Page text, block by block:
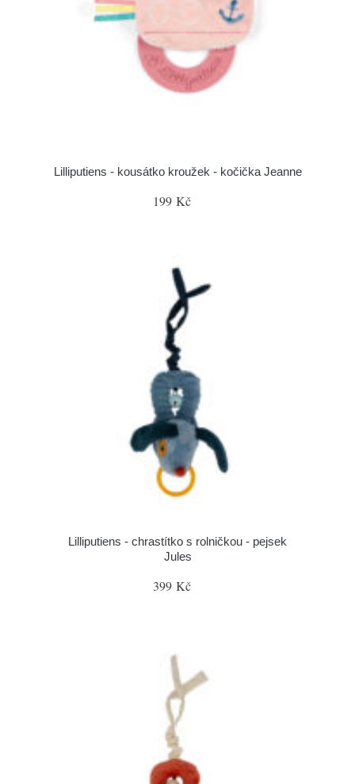
Lilliputiens - kousátko kroužek - kočička Jeanne
199 Kč
Lilliputiens - chrastítko s rolničkou - pejsek
Jules
399 Kč